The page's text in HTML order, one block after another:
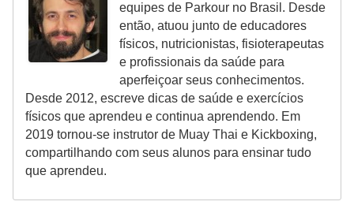
equipes de Parkour no Brasil. Desde
então, atuou junto de educadores
físicos, nutricionistas, fisioterapeutas
e profissionais da saúde para
aperfeiçoar seus conhecimentos.
Desde 2012, escreve dicas de saúde e exercícios
físicos que aprendeu e continua aprendendo. Em
2019 tornou-se instrutor de Muay Thai e Kickboxing,
compartilhando com seus alunos para ensinar tudo
que aprendeu.